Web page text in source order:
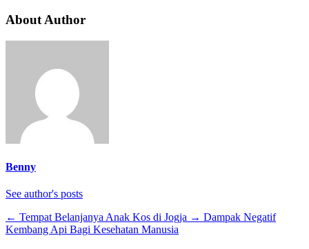
About Author
Benny
See author's posts
← Tempat Belanjanya Anak Kos di Jogja → Dampak Negatif
Kembang Api Bagi Kesehatan Manusia